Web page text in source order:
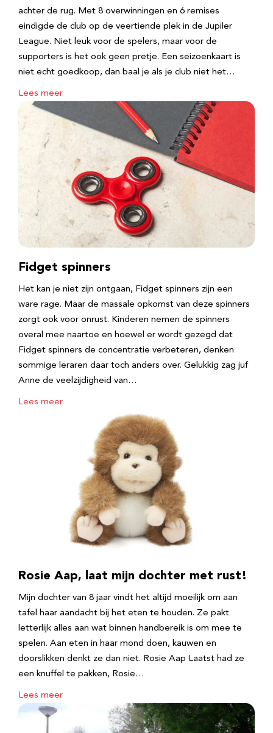
achter de rug. Met 8 overwinningen en 6 remises
eindigde de club op de veertiende plek in de Jupiler
League. Niet leuk voor de spelers, maar voor de
supporters is het ook geen pretje. Een seizoenkaart is
niet echt goedkoop, dan baal je als je club niet het…
Lees meer
Fidget spinners
Het kan je niet zijn ontgaan, Fidget spinners zijn een
ware rage. Maar de massale opkomst van deze spinners
zorgt ook voor onrust. Kinderen nemen de spinners
overal mee naartoe en hoewel er wordt gezegd dat
Fidget spinners de concentratie verbeteren, denken
sommige leraren daar toch anders over. Gelukkig zag juf
Anne de veelzijdigheid van…
Lees meer
Rosie Aap, laat mijn dochter met rust!
Mijn dochter van 8 jaar vindt het altijd moeilijk om aan
tafel haar aandacht bij het eten te houden. Ze pakt
letterlijk alles aan wat binnen handbereik is om mee te
spelen. Aan eten in haar mond doen, kauwen en
doorslikken denkt ze dan niet. Rosie Aap Laatst had ze
een knuffel te pakken, Rosie…
Lees meer